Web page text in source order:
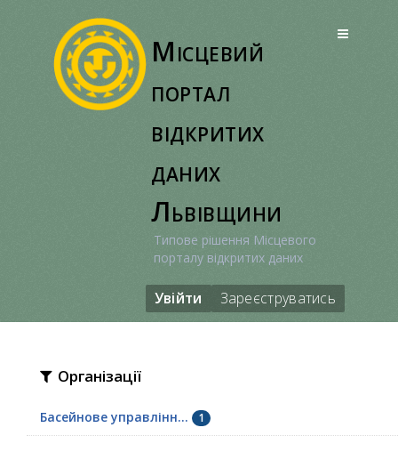
Місцевий
портал
відкритих
даних
Львівщини
Типове рішення Місцевого
порталу відкритих даних
Увійти Зареєструватись
Організації
Басейнове управлінн... 1